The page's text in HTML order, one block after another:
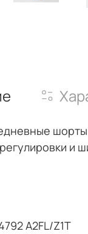
шорты
и
A2FL/Z1T